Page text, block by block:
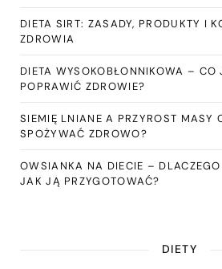
DIETA SIRT: ZASADY, PRODUKTY I
ZDROWIA
DIETA WYSOKOBŁONNIKOWA – CO
POPRAWIĆ ZDROWIE?
SIEMIĘ LNIANE A PRZYROST MASY
SPOŻYWAĆ ZDROWO?
OWSIANKA NA DIECIE –
JAK JĄ PRZYGOTOWAĆ?
DIETY